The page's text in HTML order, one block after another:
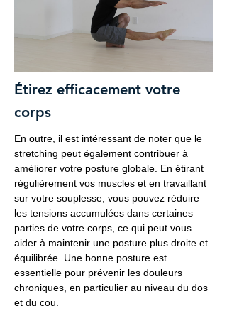
Étirez efficacement votre
corps
En outre, il est intéressant de noter que le
stretching peut également contribuer à
améliorer votre posture globale. En étirant
régulièrement vos muscles et en travaillant
sur votre souplesse, vous pouvez réduire
les tensions accumulées dans certaines
parties de votre corps, ce qui peut vous
aider à maintenir une posture plus droite et
équilibrée. Une bonne posture est
essentielle pour prévenir les douleurs
chroniques, en particulier au niveau du dos
et du cou.